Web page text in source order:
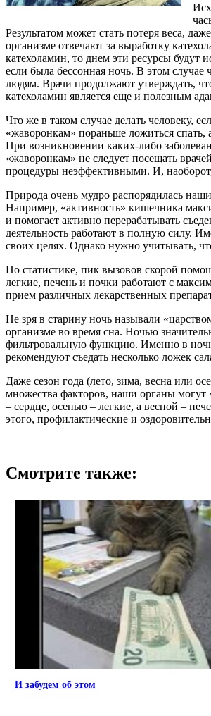
Результатом может стать потеря веса,
организме отвечают за выработку
катехоламин, то днем эти ресурсы будут
если была бессонная ночь. В этом
людям. Врачи продолжают утверждать,
катехоламин является еще и полезным
Что же в таком случае делать человеку,
«жаворонкам» пораньше ложиться
При возникновении каких-либо
«жаворонкам» не следует посещать
процедуры неэффективными. И, наоборот,
Природа очень мудро распорядилась
Например, «активность» кишечника
и помогает активно перерабатывать
деятельность работают в полную силу.
своих целях. Однако нужно учитывать,
По статистике, пик вызовов скорой
легкие, печень и почки работают с
прием различных лекарственных
Не зря в старину ночь называли
организме во время сна. Ночью
фильтровальную функцию. Именно в
рекомендуют съедать несколько ложек
Даже сезон года (лето, зима, весна или
множества факторов, наши органы могут
– сердце, осенью – легкие, а весной –
этого, профилактические и
Смотрите также:
И забудем об этом